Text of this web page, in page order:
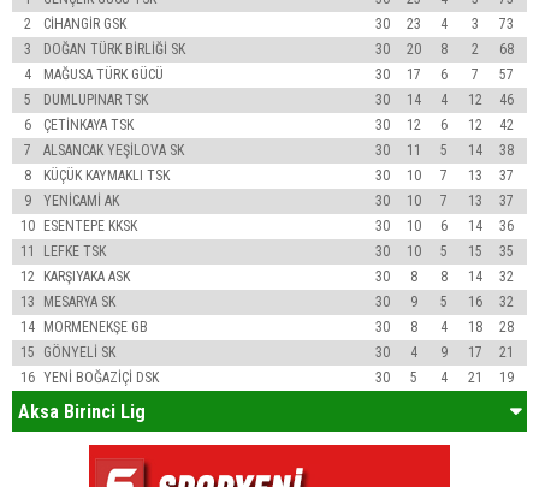
2
CİHANGİR GSK 30 23 4 3
73
3
DOĞAN TÜRK BİRLİĞİ SK 30 20 8 2
68
4
MAĞUSA TÜRK GÜCÜ 30 17 6 7
57
5
DUMLUPINAR TSK 30 14 4 12
46
6
ÇETİNKAYA TSK 30 12 6 12
42
7
ALSANCAK YEŞİLOVA SK 30 11 5 14
38
8
KÜÇÜK KAYMAKLI TSK 30 10 7 13
37
9
YENİCAMİ AK 30 10 7 13
37
10 ESENTEPE KKSK 30 10 6 14
36
11
LEFKE TSK 30 10 5 15
35
12
KARŞIYAKA ASK 30 8 8 14
32
13
MESARYA SK 30 9 5 16
32
14 MORMENEKŞE GB 30 8 4 18
28
15
GÖNYELİ SK 30 4 9 17
21
16 YENİ BOĞAZİÇİ DSK 30 5 4 21 19
Aksa Birinci Lig